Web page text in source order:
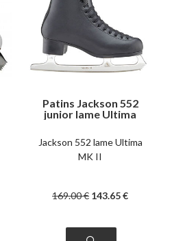
Patins Jackson 552
junior lame Ultima
Jackson 552 lame Ultima
MK II
169.00€ 143.65€